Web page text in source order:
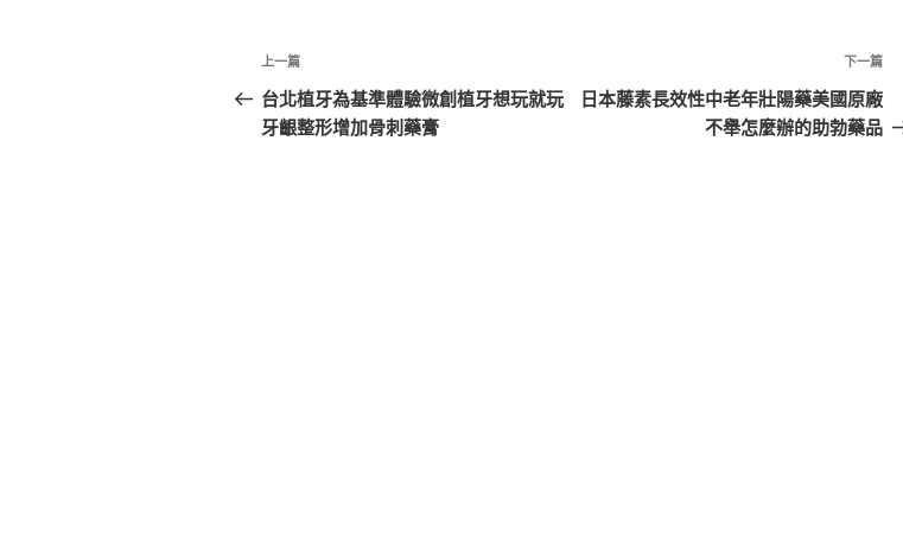
文
章
導
上
一
篇
上一篇
台北植牙為基準體驗微創植牙想玩就玩
牙齦整形增加骨刺藥膏
下
一
篇
下一篇
日本藤素長效性中老年壯陽藥美國原廠
不舉怎麼辦的助勃藥品